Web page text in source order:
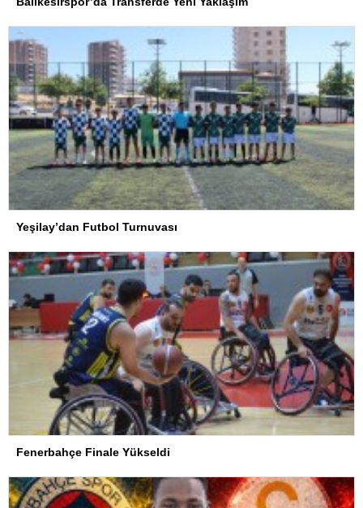
Yeşilay’dan Futbol Turnuvası
Fenerbahçe Finale Yükseldi